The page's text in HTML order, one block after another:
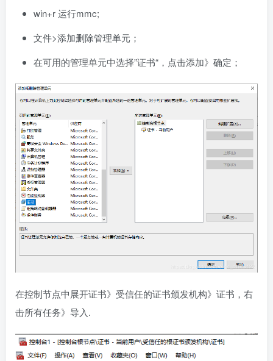
win+r 运行mmc;
文件>添加删除管理单元；
在可用的管理单元中选择”证书“，点击添加》确定；
在控制节点中展开证书》受信任的证书颁发机构》证书，右
击所有任务》导入.